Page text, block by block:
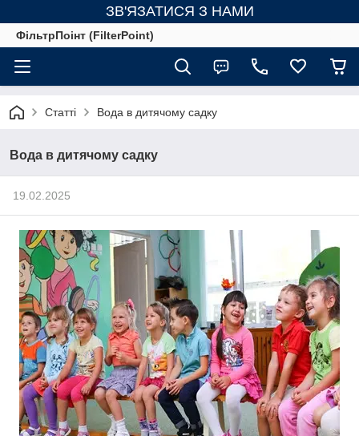
ЗВ'ЯЗАТИСЯ З НАМИ
ФільтрПоінт (FilterPoint)
Статті Вода в дитячому садку
Вода в дитячому садку
19.02.2025